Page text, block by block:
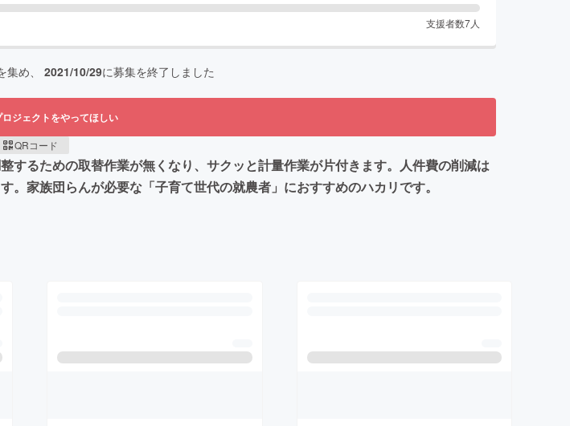
支援者数7人
集め、 2021/10/29に募集を終了しました
ロジェクトをやってほしい
QRコード
るための取替作業が無くなり、サクッと計量作業が片付きます。人件費の削減は
家族団らんが必要な「子育て世代の就農者」におすすめのハカリです。